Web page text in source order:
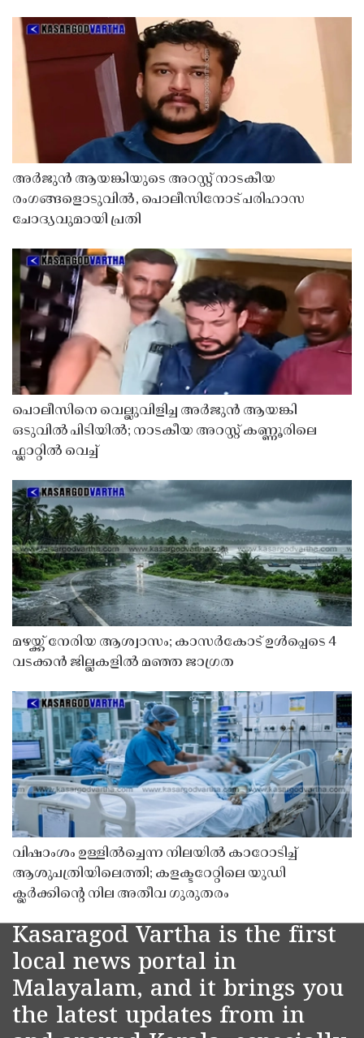
അർജുൻ ആയങ്കിയുടെ അറസ്റ്റ് നാടകീയ
രംഗങ്ങളൊടുവിൽ, പൊലീസിനോട് പരിഹാസ
ചോദ്യവുമായി പ്രതി
പൊലീസിനെ വെല്ലുവിളിച്ച അർജുൻ ആയങ്കി
ഒടുവിൽ പിടിയിൽ; നാടകീയ അറസ്റ്റ് കണ്ണൂരിലെ
ഫ്ലാറ്റിൽ വെച്ച്
മഴയ്ക്ക് നേരിയ ആശ്വാസം; കാസർകോട് ഉൾപ്പെടെ 4
വടക്കൻ ജില്ലകളിൽ മഞ്ഞ ജാഗ്രത
വിഷാംശം ഉള്ളിൽച്ചെന്ന നിലയിൽ കാറോടിച്ച്
ആശുപത്രിയിലെത്തി; കളക്ടറേറ്റിലെ യുഡി
ക്ലർക്കിൻ്റെ നില അതീവ ഗുരുതരം
Kasaragod Vartha is the first
local news portal in
Malayalam, and it brings you
the latest updates from in